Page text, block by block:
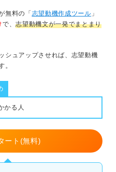
無料の「 志望動機作成ツール 」
で、志望動機文が一発でまとまり
シュアップさせれば、志望動機
。
かる人
ート(無料)
伝えない
い
み取る
機作成のコツを押さえて魅力的